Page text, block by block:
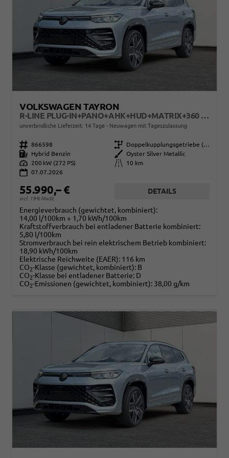
VOLKSWAGEN TAYRON
R-LINE PLUG-IN+PANO+AHK+HUD+MATRIX+360 KAM+20"ALU+ACC+EHK+BLACK STYLE
unverbindliche Lieferzeit: 14 Tage Neuwagen mit Tageszulassung
Fahrzeugnr. 866598 Getriebe
Doppelkupplungsgetriebe (DSG)
Kraftstoff
Hybrid Benzin Außenfarbe
Oyster Silver Metallic
Leistung
200 kW (272 PS) Kilometerstand
10 km
07.07.2026
55.990,– €
incl. 19% MwSt.
DETAILS
Energieverbrauch (gewichtet, kombiniert):
14,00 l/100km + 1,70 kWh/100km
Kraftstoffverbrauch bei entladener Batterie kombiniert:
5,80 l/100km
Stromverbrauch bei rein elektrischem Betrieb kombiniert:
18,90 kWh/100km
Elektrische Reichweite (EAER): 116 km
CO2-Klasse (gewichtet, kombiniert): B
CO2-Klasse bei entladener Batterie: D
CO2-Emissionen (gewichtet, kombiniert): 38,00 g/km